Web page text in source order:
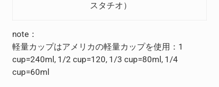
スタチオ）
note：
軽量カップはアメリカの軽量カップを使用：1
cup=240ml, 1/2 cup=120, 1/3 cup=80ml, 1/4
cup=60ml